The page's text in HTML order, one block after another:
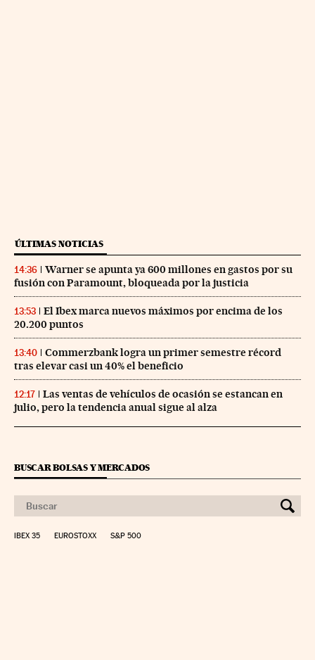
ÚLTIMAS NOTICIAS
14:36
Warner se apunta ya 600 millones en gastos por su
fusión con Paramount, bloqueada por la justicia
13:53
El Ibex marca nuevos máximos por encima de los
20.200 puntos
13:40
Commerzbank logra un primer semestre récord
tras elevar casi un 40% el beneficio
12:17
Las ventas de vehículos de ocasión se estancan en
julio, pero la tendencia anual sigue al alza
BUSCAR BOLSAS Y MERCADOS
IBEX 35 EUROSTOXX S&P 500